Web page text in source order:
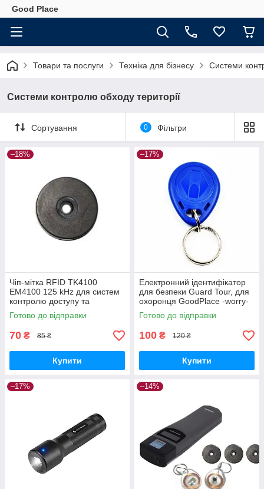
Good Place
Товари та послуги Техніка для бізнесу Системи
Системи контролю обходу території
Сортування 0 Фільтри
–18%
Чіп-мітка RFID TK4100
EM4100 125 kHz для систем
контролю доступу та
моніторингу Guard Tour
GoodPlace -worry-free-
Готово до відправки
70 ₴ 85 ₴
Купити
–17%
Електронний ідентифікатор
для безпеки Guard Tour, для
охоронця GoodPlace -worry-
free-shopping-
Готово до відправки
100 ₴ 120 ₴
Купити
–17% –14%